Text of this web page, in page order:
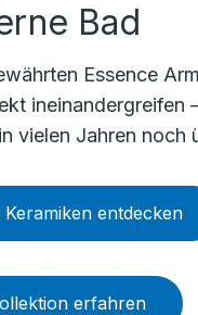
Bad
Essence
ineinandergreifen
vielen Jahren noch
Keramiken entdecken
erfahren